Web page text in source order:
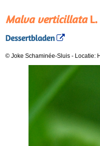
Malva verticillataL.
Dessertbladen
© Joke Schaminée-Sluis - Locatie: